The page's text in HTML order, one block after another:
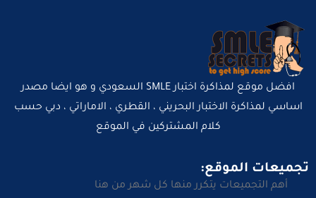
افضل موقع لمذاكرة اختبار SMLE السعودي و هو ايضا مصدر
اساسي لمذاكرة الاختبار البحريني ، القطري ، الاماراتي ، دبي حسب
كلام المشتركين في الموقع
تجميعات الموقع:
أهم التجميعات يتكرر منها كل شهر من هنا